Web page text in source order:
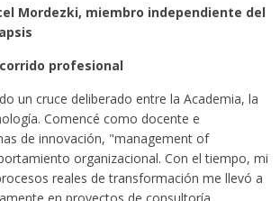
Mordezki, miembro independiente del
profesional
un cruce deliberado entre la Academia, la
Comencé como docente e
de innovación, "management of
organizacional. Con el tiempo, mi
reales de transformación me llevó a